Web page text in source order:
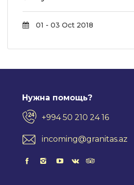
01 - 03 Oct 2018
Нужна помощь?
+994 50 210 24 16
incoming@granitas.az